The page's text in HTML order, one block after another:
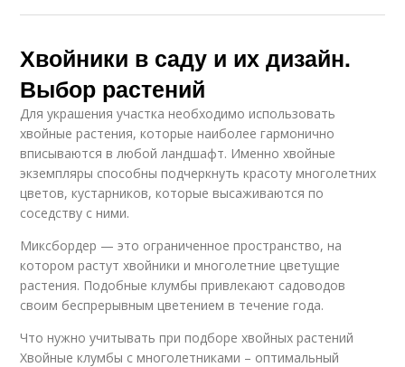
Хвойники в саду и их дизайн.
Выбор растений
Для украшения участка необходимо использовать
хвойные растения, которые наиболее гармонично
вписываются в любой ландшафт. Именно хвойные
экземпляры способны подчеркнуть красоту многолетних
цветов, кустарников, которые высаживаются по
соседству с ними.
Миксбордер — это ограниченное пространство, на
котором растут хвойники и многолетние цветущие
растения. Подобные клумбы привлекают садоводов
своим беспрерывным цветением в течение года.
Что нужно учитывать при подборе хвойных растений
Хвойные клумбы с многолетниками – оптимальный